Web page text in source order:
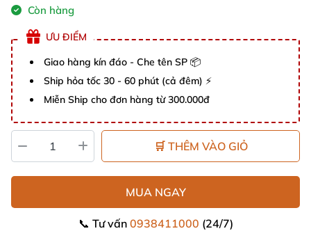
Còn hàng
ƯU ĐIỂM
Giao hàng kín đáo - Che tên SP 📦
Ship hỏa tốc 30 - 60 phút (cả đêm) ⚡
Miễn Ship cho đơn hàng từ 300.000đ
🛒 THÊM VÀO GIỎ
MUA NGAY
📞 Tư vấn 0938411000 (24/7)